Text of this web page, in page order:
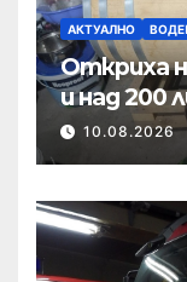
АКТУАЛНО
Откриха
и над 200
10.08.2026